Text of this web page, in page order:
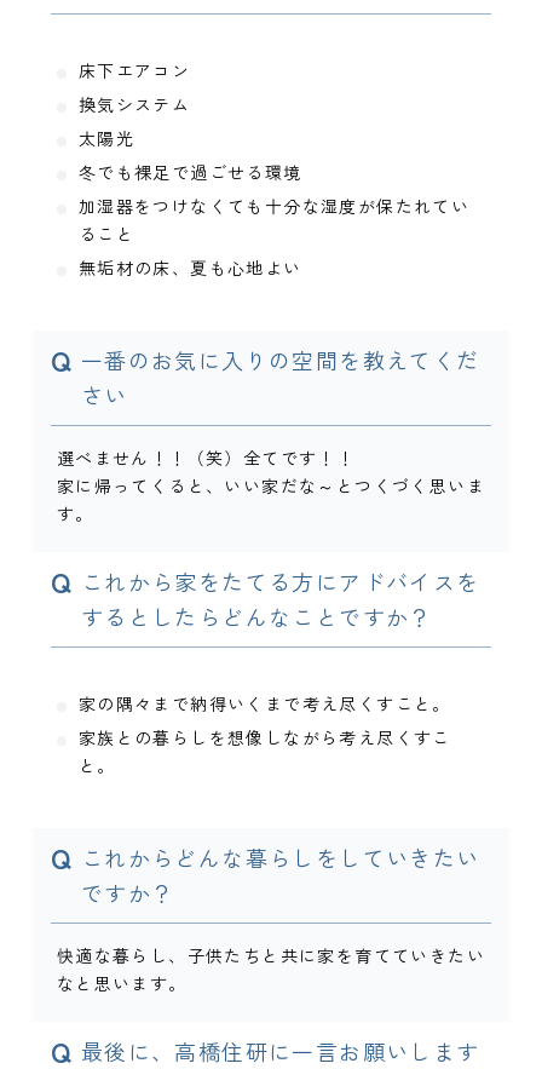
床下エアコン
換気システム
太陽光
冬でも裸足で過ごせる環境
加湿器をつけなくても十分な湿度が保たれてい
ること
無垢材の床、夏も心地よい
Q 一番のお気に入りの空間を教えてくだ
さい
選べません！！（笑）全てです！！
家に帰ってくると、いい家だな～とつくづく思いま
す。
Q これから家をたてる方にアドバイスを
するとしたらどんなことですか？
家の隅々まで納得いくまで考え尽くすこと。
家族との暮らしを想像しながら考え尽くすこ
と。
Q これからどんな暮らしをしていきたい
ですか？
快適な暮らし、子供たちと共に家を育てていきたい
なと思います。
Q 最後に、高橋住研に一言お願いします